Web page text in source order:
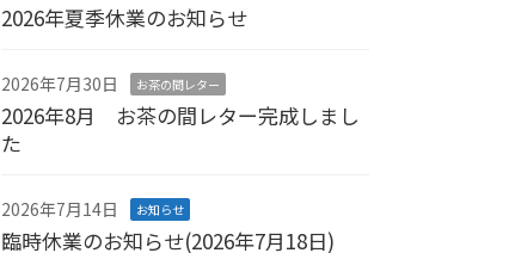
2026年夏季休業のお知らせ
2026年7月30日 お茶の間レター
2026年8月 お茶の間レター完成しまし
た
2026年7月14日 お知らせ
臨時休業のお知らせ(2026年7月18日)